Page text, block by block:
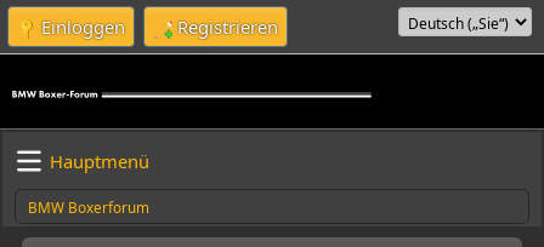
Einloggen Registrieren
Hauptmenü
BMW Boxerforum